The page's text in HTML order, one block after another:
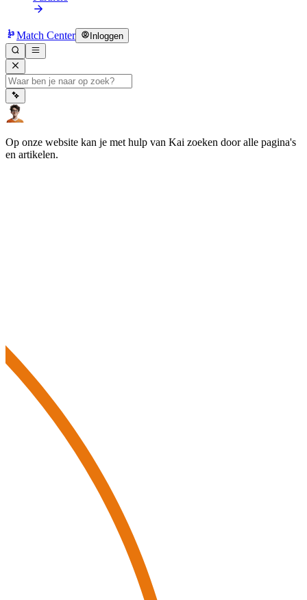
Match Center Inloggen
Op onze website kan je met hulp van Kai zoeken door alle pagina's
en artikelen.